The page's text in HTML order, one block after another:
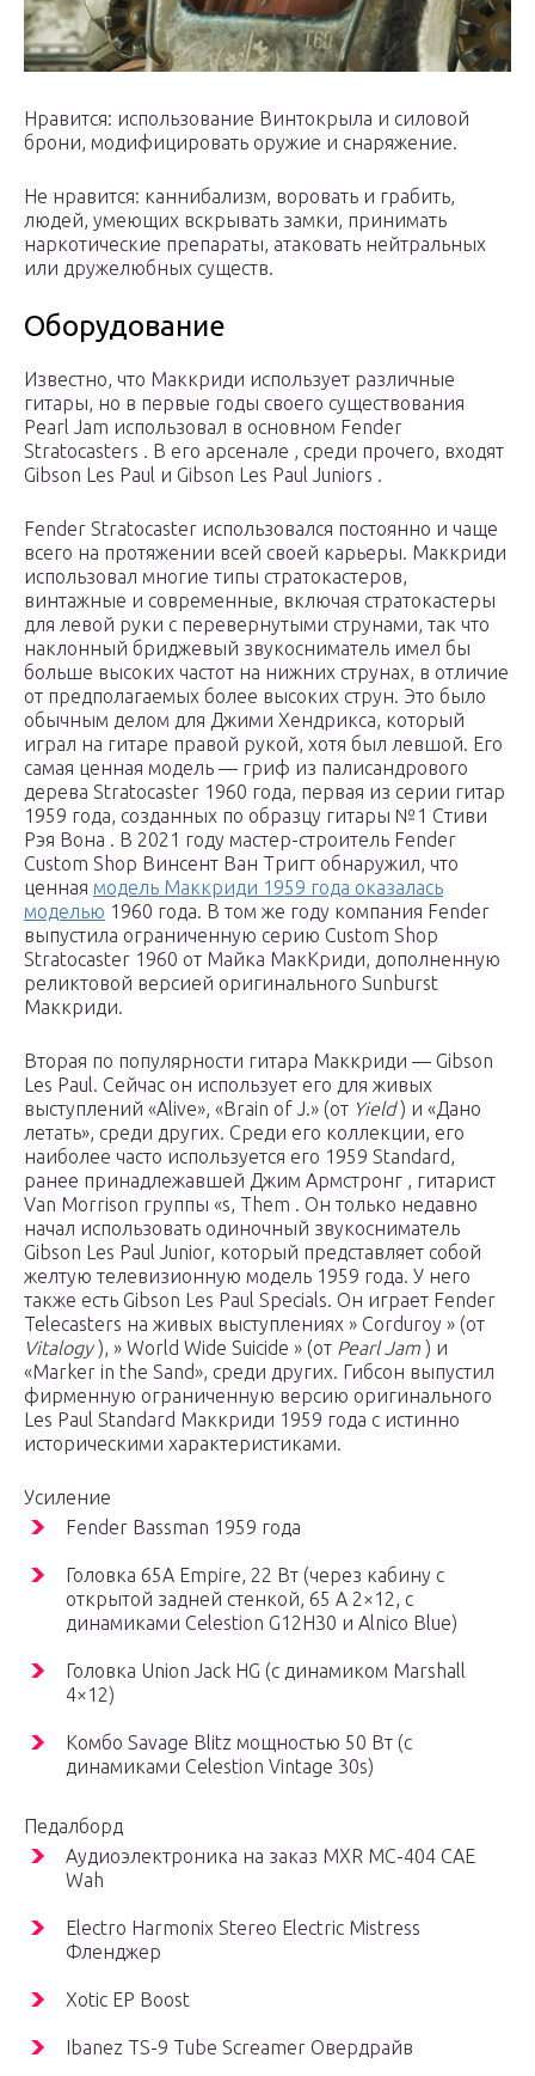
Нравится: использование Винтокрыла и силовой
брони, модифицировать оружие и снаряжение.
Не нравится: каннибализм, воровать и грабить,
людей, умеющих вскрывать замки, принимать
наркотические препараты, атаковать нейтральных
или дружелюбных существ.
Оборудование
Известно, что Маккриди использует различные
гитары, но в первые годы своего существования
Pearl Jam использовал в основном Fender
Stratocasters . В его арсенале , среди прочего, входят
Gibson Les Paul и Gibson Les Paul Juniors
Fender Stratocaster использовался постоянно и чаще
всего на протяжении всей своей карьеры. Маккриди
использовал многие типы стратокастеров,
винтажные и современные, включая стратокастеры
для левой руки с перевернутыми струнами, так что
наклонный бриджевый звукосниматель имел бы
больше высоких частот на нижних струнах, в отличие
от предполагаемых более высоких струн. Это было
обычным делом для Джими Хендрикса, который
играл на гитаре правой рукой, хотя был левшой. Его
самая ценная модель — гриф из палисандрового
дерева Stratocaster 1960 года, первая из серии гитар
1959 года, созданных по образцу гитары №1 Стиви
Рэя Вона . В 2021 году мастер-строитель Fender
Custom Shop Винсент Ван Тригт обнаружил, что
ценная модель Маккриди 1959 года оказалась
моделью 1960 года. В том же году компания Fender
выпустила ограниченную серию Custom Shop
Stratocaster 1960 от Майка МакКриди, дополненную
реликтовой версией оригинального Sunburst
Маккриди.
Вторая по популярности гитара Маккриди — Gibson
Les Paul. Сейчас он использует его для живых
выступлений «Alive», «Brain of J.» (от Yield) и «Дано
летать», среди других. Среди его коллекции, его
наиболее часто используется его 1959 Standard,
ранее принадлежавшей Джим Армстронг , гитарист
Van Morrison группы «s, Them . Он только недавно
начал использовать одиночный звукосниматель
Gibson Les Paul Junior, который представляет собой
желтую телевизионную модель 1959 года. У него
также есть Gibson Les Paul Specials. Он играет Fender
Telecasters на живых выступлениях » Corduroy » (от
Vitalogy), » World Wide Suicide » (от Pearl Jam ) и
«Marker in the Sand», среди других. Гибсон выпустил
фирменную ограниченную версию оригинального
Les Paul Standard Маккриди 1959 года с истинно
историческими характеристиками.
Усиление
Fender Bassman 1959 года
Головка 65A Empire, 22 Вт (через кабину с
открытой задней стенкой, 65 A 2×12, с
динамиками Celestion G12H30 и Alnico Blue)
Головка Union Jack HG (с динамиком Marshall
4×12)
Комбо Savage Blitz мощностью 50 Вт (с
динамиками Celestion Vintage 30s)
Педалборд
Аудиоэлектроника на заказ MXR MC-404 CAE
Wah
Electro Harmonix Stereo Electric Mistress
Фленджер
Xotic EP Boost
Ibanez TS-9 Tube Screamer Овердрайв